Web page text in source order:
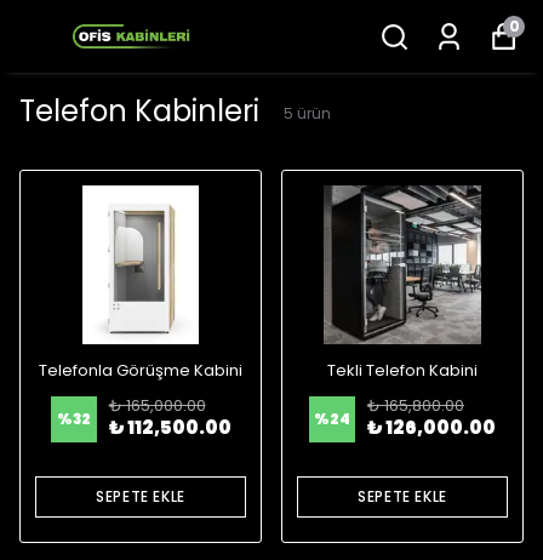
0
Telefon Kabinleri 5 ürün
Telefonla Görüşme Kabini
%32
₺ 165,000.00
₺ 112,500.00
SEPETE EKLE
Tekli Telefon Kabini
%24
₺ 165,800.00
₺ 126,000.00
SEPETE EKLE